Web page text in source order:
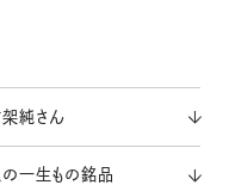
架純さん
の一生もの銘品